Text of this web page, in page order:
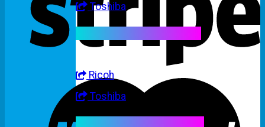
Toshiba
Ricoh
Toshiba